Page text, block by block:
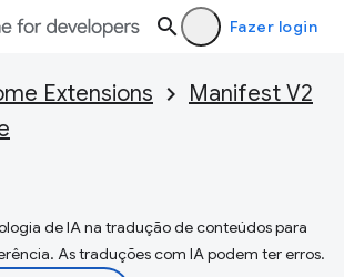
Fazer login
Extensions
Manifest V2
de IA na tradução de conteúdos para
As traduções com IA podem ter erros.